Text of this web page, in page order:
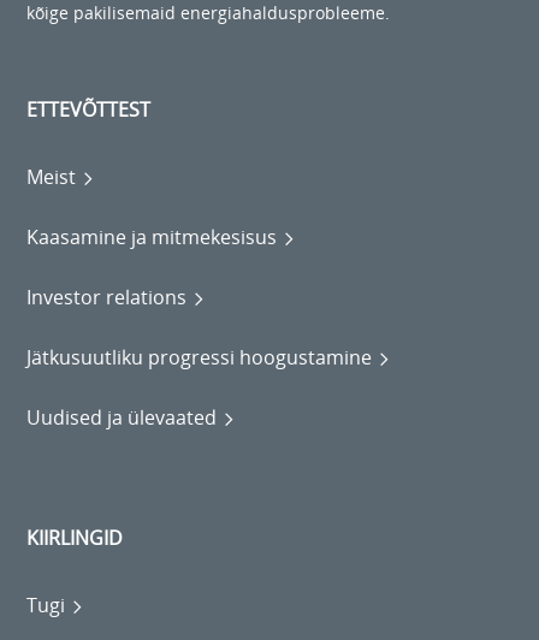
kõige pakilisemaid energiahaldusprobleeme.
ETTEVÕTTEST
Meist
Kaasamine ja mitmekesisus
Investor relations
Jätkusuutliku progressi hoogustamine
Uudised ja ülevaated
KIIRLINGID
Tugi